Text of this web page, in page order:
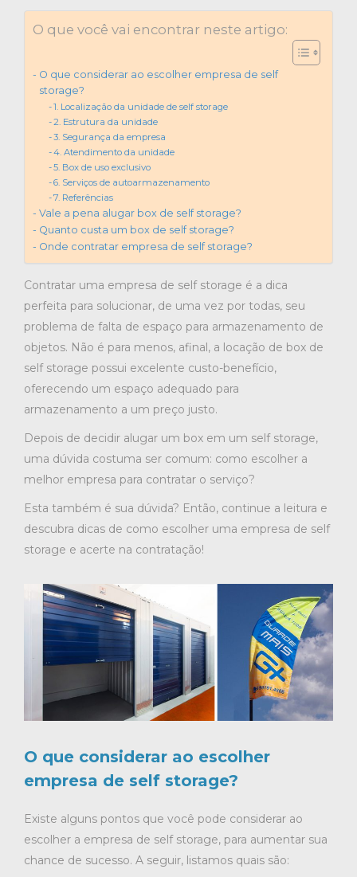
O que você vai encontrar neste artigo:
O que considerar ao escolher empresa de self
storage?
1. Localização da unidade de self storage
2. Estrutura da unidade
3. Segurança da empresa
4. Atendimento da unidade
5. Box de uso exclusivo
6. Serviços de autoarmazenamento
7. Referências
Vale a pena alugar box de self storage?
Quanto custa um box de self storage?
Onde contratar empresa de self storage?
Contratar uma empresa de self storage é a dica
perfeita para solucionar, de uma vez por todas, seu
problema de falta de espaço para armazenamento de
objetos. Não é para menos, afinal, a locação de box de
self storage possui excelente custo-benefício,
oferecendo um espaço adequado para
armazenamento a um preço justo.
Depois de decidir alugar um box em um self storage,
uma dúvida costuma ser comum: como escolher a
melhor empresa para contratar o serviço?
Esta também é sua dúvida? Então, continue a leitura e
descubra dicas de como escolher uma empresa de self
storage e acerte na contratação!
O que considerar ao escolher
empresa de self storage?
Existe alguns pontos que você pode considerar ao
escolher a empresa de self storage, para aumentar sua
chance de sucesso. A seguir, listamos quais são: